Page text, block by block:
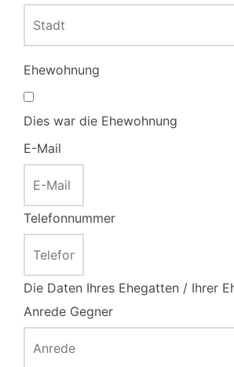
Ehewohnung
Dies war die Ehewohnung
E-Mail
Telefonnummer
Die Daten Ihres Ehegatten / Ihrer
Anrede Gegner